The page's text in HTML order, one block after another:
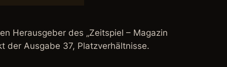
Herausgeber des „Zeitspiel – Magazin
der Ausgabe 37, Platzverhältnisse.